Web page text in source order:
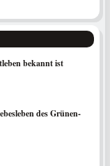
bekannt ist
des Grünen-